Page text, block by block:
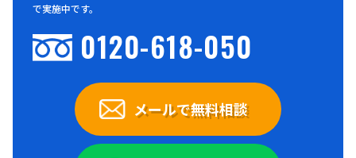
で実施中です。
0120-618-050
メールで無料相談